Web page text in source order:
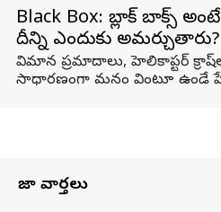
Black Box: బ్లాక్ బాక్స్
దీన్ని ఎందుకు అమర్చుతారు?
విమాన ప్రమాదాలు, హెలికాప్టర్
సాధారణంగా మనం వింటూ ఉండే
తాజా వార్తలు